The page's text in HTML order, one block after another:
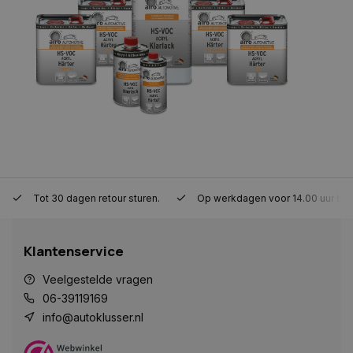
Tot 30 dagen retour sturen. Op werkdagen voor 14.00 uur
Klantenservice
Veelgestelde vragen
06-39119169
info@autoklusser.nl
gebruikersaanmelding en accountbeheer. De
website kan niet goed worden gebruikt zonder de
strikt noodzakelijke cookies.
Naam
Aanbieder/Domein
COOKIELAW_STATS
www.autoklusser.nl
Google Privacy Policy